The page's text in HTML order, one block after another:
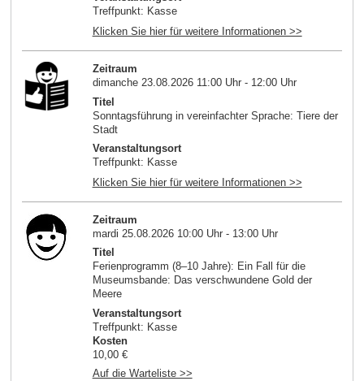
Treffpunkt: Kasse
Klicken Sie hier für weitere Informationen >>
Zeitraum
dimanche 23.08.2026 11:00 Uhr - 12:00 Uhr
Titel
Sonntagsführung in vereinfachter Sprache: Tiere der
Stadt
Veranstaltungsort
Treffpunkt: Kasse
Klicken Sie hier für weitere Informationen >>
Zeitraum
mardi 25.08.2026 10:00 Uhr - 13:00 Uhr
Titel
Ferienprogramm (8–10 Jahre): Ein Fall für die
Museumsbande: Das verschwundene Gold der
Meere
Veranstaltungsort
Treffpunkt: Kasse
Kosten
10,00 €
Auf die Warteliste >>